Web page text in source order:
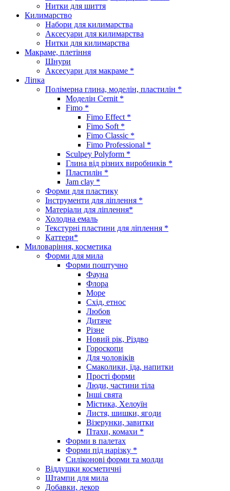
Нитки для шиття
Килимарство
Набори для килимарства
Аксесуари для килимарства
Нитки для килимарства
Макраме, плетіння
Шнури
Аксесуари для макраме *
Ліпка
Полімерна глина, моделін, пластилін *
Моделін Cernit *
Fimo *
Fimo Effect *
Fimo Soft *
Fimo Classic *
Fimo Professional *
Sculpey Polyform *
Глина від різних виробників *
Пластилін *
Jam clay *
Форми для пластику
Інструменти для ліплення *
Матеріали для ліплення*
Холодна емаль
Текстурні пластини для ліплення *
Каттери*
Миловаріння, косметика
Форми для мила
Форми поштучно
Фауна
Флора
Море
Схід, етнос
Любов
Дитяче
Різне
Новий рік, Різдво
Гороскопи
Для чоловіків
Смаколики, їда, напитки
Прості форми
Люди, частини тіла
Інші свята
Містика, Хелоуїн
Листя, шишки, ягоди
Візерунки, завитки
Птахи, комахи *
Форми в палетах
Форми під нарізку *
Силіконові форми та молди
Віддушки косметичні
Штампи для мила
Добавки, декор